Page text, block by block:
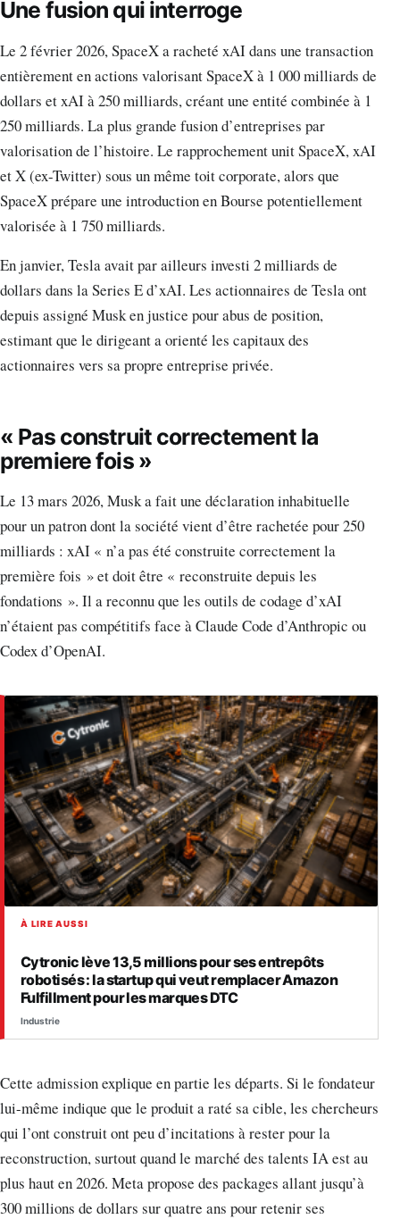
Une fusion qui interroge
Le 2 février 2026, SpaceX a racheté xAI dans une transaction
entièrement en actions valorisant SpaceX à 1 000 milliards de
dollars et xAI à 250 milliards, créant une entité combinée à 1
250 milliards. La plus grande fusion d’entreprises par
valorisation de l’histoire. Le rapprochement unit SpaceX, xAI
et X (ex-Twitter) sous un même toit corporate, alors que
SpaceX prépare une introduction en Bourse potentiellement
valorisée à 1 750 milliards.
En janvier, Tesla avait par ailleurs investi 2 milliards de
dollars dans la Series E d’xAI. Les actionnaires de Tesla ont
depuis assigné Musk en justice pour abus de position,
estimant que le dirigeant a orienté les capitaux des
actionnaires vers sa propre entreprise privée.
« Pas construit correctement la
premiere fois »
Le 13 mars 2026, Musk a fait une déclaration inhabituelle
pour un patron dont la société vient d’être rachetée pour 250
milliards : xAI « n’a pas été construite correctement la
première fois » et doit être « reconstruite depuis les
fondations ». Il a reconnu que les outils de codage d’xAI
n’étaient pas compétitifs face à Claude Code d’Anthropic ou
Codex d’OpenAI.
À LIRE AUSSI
Cytronic lève 13,5 millions pour ses entrepôts
robotisés : la startup qui veut remplacer Amazon
Fulfillment pour les marques DTC
Industrie
Cette admission explique en partie les départs. Si le fondateur
lui-même indique que le produit a raté sa cible, les chercheurs
qui l’ont construit ont peu d’incitations à rester pour la
reconstruction, surtout quand le marché des talents IA est au
plus haut en 2026. Meta propose des packages allant jusqu’à
300 millions de dollars sur quatre ans pour retenir ses